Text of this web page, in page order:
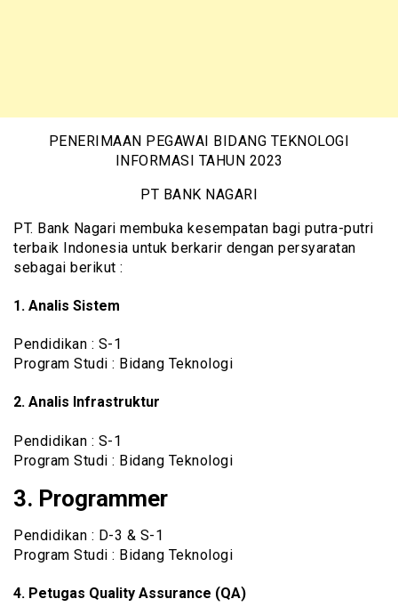
PENERIMAAN PEGAWAI BIDANG TEKNOLOGI
INFORMASI TAHUN 2023
PT BANK NAGARI
PT. Bank Nagari membuka kesempatan bagi putra-putri
terbaik Indonesia untuk berkarir dengan persyaratan
sebagai berikut :
1. Analis Sistem
Pendidikan : S-1
Program Studi : Bidang Teknologi
2. Analis Infrastruktur
Pendidikan : S-1
Program Studi : Bidang Teknologi
3. Programmer
Pendidikan : D-3 & S-1
Program Studi : Bidang Teknologi
4. Petugas Quality Assurance (QA)